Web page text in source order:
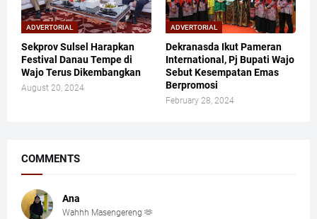
ADVERTORIAL
Sekprov Sulsel Harapkan
Festival Danau Tempe di
Wajo Terus Dikembangkan
August 20, 2024
ADVERTORIAL
Dekranasda Ikut Pameran
International, Pj Bupati Wajo
Sebut Kesempatan Emas
Berpromosi
February 28, 2024
COMMENTS
Ana
Wahhh Masengereng 🫶